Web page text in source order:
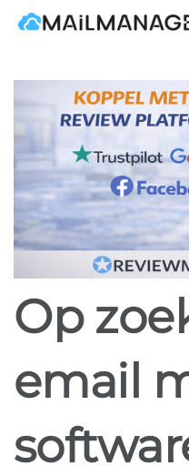
Skip
Op zoek naar
email